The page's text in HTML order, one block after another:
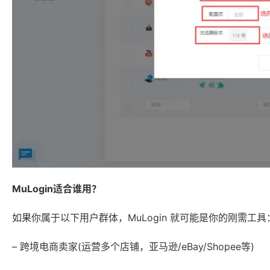
MuLogin适合谁用？
如果你属于以下用户群体，MuLogin 就可能是你的刚需工具
– 跨境电商卖家(运营多个店铺，亚马逊/eBay/Shopee等)